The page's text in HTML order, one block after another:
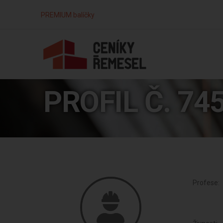
PREMIUM balíčky
PROFIL Č.
Profese: